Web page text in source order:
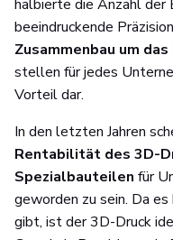
halbierte die Anzahl der
beeindruckende
Zusammenbau um
stellen für jedes
Vorteil dar.
In den letzten Jahren
Rentabilität des 3D-
Spezialbauteilen für
geworden zu sein. Da
gibt, ist der 3D-Druck